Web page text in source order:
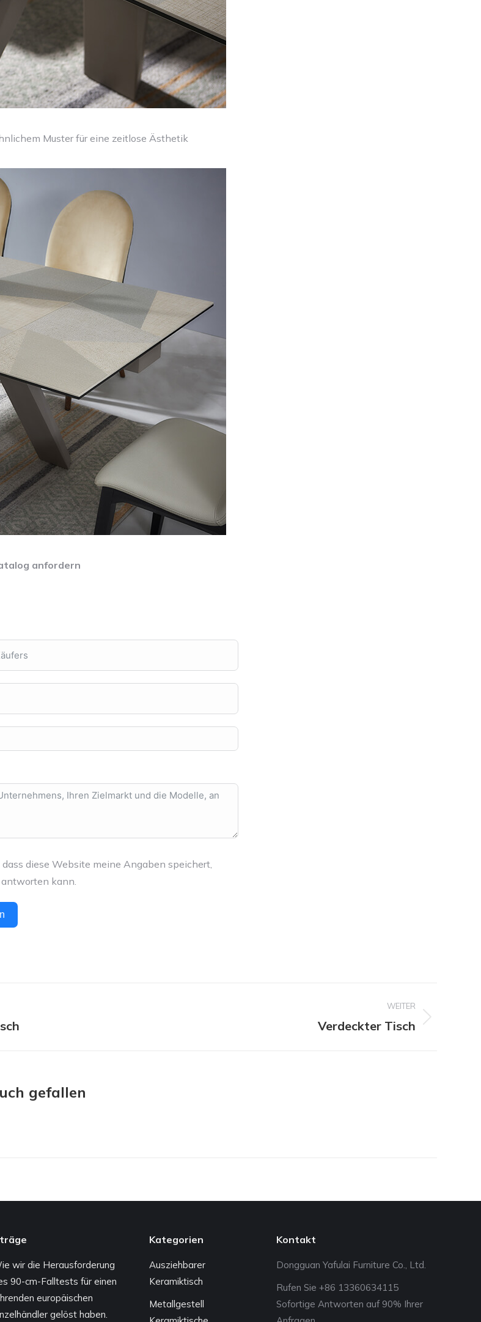
Muster für eine zeitlose Ästhetik
anfordern
diese Website meine Angaben speichert,
kann.
WEITER
Verdeckter Tisch
gefallen
wir die Herausforderung
90-cm-Falltests für einen
europäischen
gelöst haben.
Kategorien
Ausziehbarer
Keramiktisch
Metallgestell
Kontakt
Dongguan Yafulai Furniture Co., Ltd.
Rufen Sie +86 13360634115
Sofortige Antworten auf 90% Ihrer